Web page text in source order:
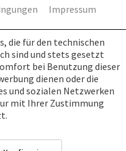
Impressum
die für den technischen
sind und stets gesetzt
bei Benutzung dieser
dienen oder die
und sozialen Netzwerken
mit Ihrer Zustimmung